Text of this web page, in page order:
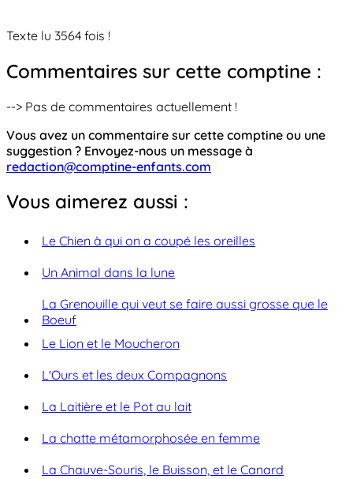
Texte lu 3564 fois !
Commentaires sur cette comptine :
--> Pas de commentaires actuellement !
Vous avez un commentaire sur cette comptine ou une
suggestion ? Envoyez-nous un message à
redaction@comptine-enfants.com
Vous aimerez aussi :
Le Chien à qui on a coupé les oreilles
Un Animal dans la lune
La Grenouille qui veut se faire aussi grosse que le
Boeuf
Le Lion et le Moucheron
L'Ours et les deux Compagnons
La Laitière et le Pot au lait
La chatte métamorphosée en femme
La Chauve-Souris, le Buisson, et le Canard